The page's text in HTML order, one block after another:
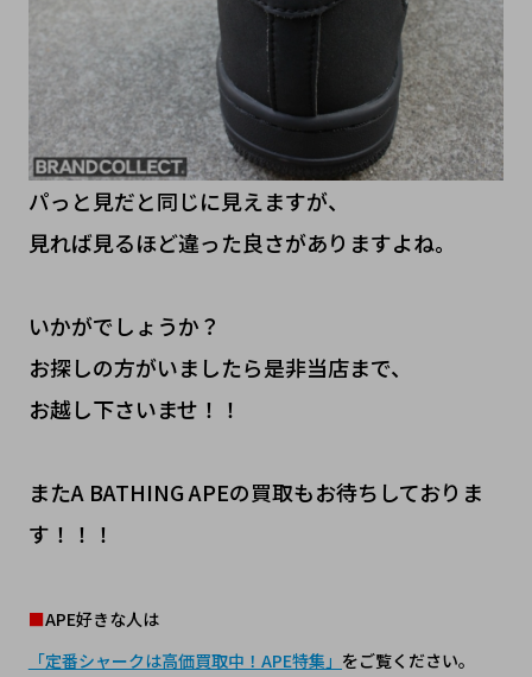
パっと見だと同じに見えますが、
見れば見るほど違った良さがありますよね。
いかがでしょうか？
お探しの方がいましたら是非当店まで、
お越し下さいませ！！
またA BATHING APEの買取もお待ちしておりま
す！！！
■APE好きな人は
「定番シャークは高価買取中！APE特集」 をご覧ください。